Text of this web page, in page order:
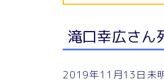
滝口幸広さん
2019年11月13日未